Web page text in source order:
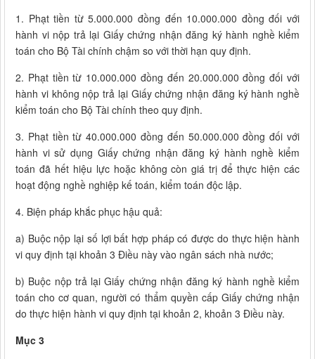
1. Phạt tiền từ 5.000.000 đồng đến 10.000.000 đồng đối với
hành vi nộp trả lại Giấy chứng nhận đăng ký hành nghề kiểm
toán cho Bộ Tài chính chậm so với thời hạn quy định.
2. Phạt tiền từ 10.000.000 đồng đến 20.000.000 đồng đối với
hành vi không nộp trả lại Giấy chứng nhận đăng ký hành nghề
kiểm toán cho Bộ Tài chính theo quy định.
3. Phạt tiền từ 40.000.000 đồng đến 50.000.000 đồng đối với
hành vi sử dụng Giấy chứng nhận đăng ký hành nghề kiểm
toán đã hết hiệu lực hoặc không còn giá trị để thực hiện các
hoạt động nghề nghiệp kế toán, kiểm toán độc lập.
4. Biện pháp khắc phục hậu quả:
a) Buộc nộp lại số lợi bất hợp pháp có được do thực hiện hành
vi quy định tại khoản 3 Điều này vào ngân sách nhà nước;
b) Buộc nộp trả lại Giấy chứng nhận đăng ký hành nghề kiểm
toán cho cơ quan, người có thẩm quyền cấp Giấy chứng nhận
do thực hiện hành vi quy định tại khoản 2, khoản 3 Điều này.
Mục 3